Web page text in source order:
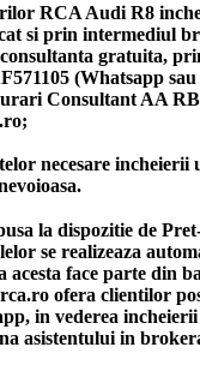
RCA Audi R8
si prin intermediul
consultanta gratuita,
(Whatsapp sau
Consultant AA
necesare
la dispozitie de
se realizeaza
face parte din
ofera clientilor
in vederea
asistentului in